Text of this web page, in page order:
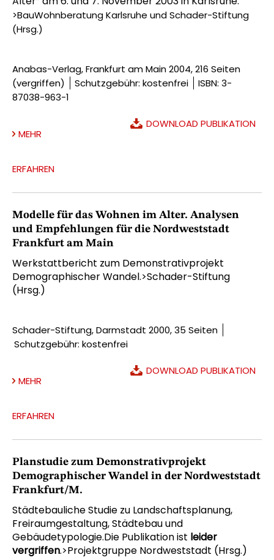
>BauWohnberatung Karlsruhe und Schader-Stiftung
(Hrsg.)
Anabas-Verlag, Frankfurt am Main 2004, 216 Seiten
(vergriffen)
Schutzgebühr: kostenfrei
ISBN: 3-
87038-963-1
MEHR
ERFAHREN
DOWNLOAD PUBLIKATION
Modelle für das Wohnen im Alter. Analysen
und Empfehlungen für die Nordweststadt
Frankfurt am Main
Werkstattbericht zum Demonstrativprojekt
Demographischer Wandel.>Schader-Stiftung
(Hrsg.)
Schader-Stiftung, Darmstadt 2000, 35 Seiten
Schutzgebühr: kostenfrei
MEHR
ERFAHREN
DOWNLOAD PUBLIKATION
Planstudie zum Demonstrativprojekt
Demographischer Wandel in der Nordweststadt
Frankfurt/M.
Städtebauliche Studie zu Landschaftsplanung,
Freiraumgestaltung, Städtebau und
Gebäudetypologie.Die Publikation ist leider
vergriffen.>Projektgruppe Nordweststadt (Hrsg.)